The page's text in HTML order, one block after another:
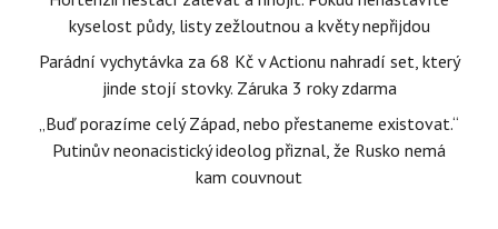
kyselost půdy, listy zežloutnou a květy nepřijdou
Parádní vychytávka za 68 Kč v Actionu nahradí set, který
jinde stojí stovky. Záruka 3 roky zdarma
„Buď porazíme celý Západ, nebo přestaneme existovat.“
Putinův neonacistický ideolog přiznal, že Rusko nemá
kam couvnout